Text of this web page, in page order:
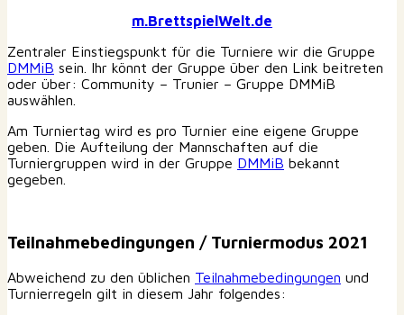
m.BrettspielWelt.de
Zentraler Einstiegspunkt für die Turniere wir die Gruppe
DMMiB sein. Ihr könnt der Gruppe über den Link beitreten
oder über: Community – Trunier – Gruppe DMMiB
auswählen.
Am Turniertag wird es pro Turnier eine eigene Gruppe
geben. Die Aufteilung der Mannschaften auf die
Turniergruppen wird in der Gruppe DMMiB bekannt
gegeben.
Teilnahmebedingungen / Turniermodus 2021
Abweichend zu den üblichen Teilnahmebedingungen und
Turnierregeln gilt in diesem Jahr folgendes: